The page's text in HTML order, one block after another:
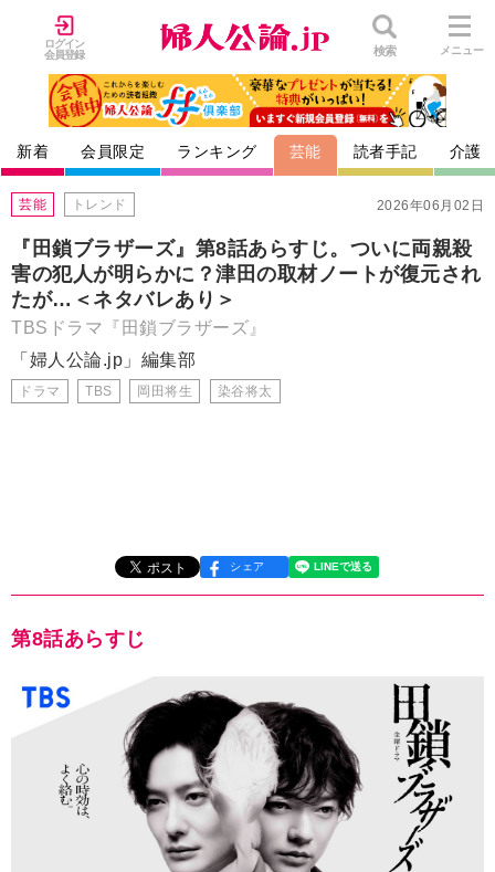
ログイン
会員登録
検索 メニュー
新着 会員限定 ランキング 芸能 読者手記 介護
2026年06月02日
芸能 トレンド
『田鎖ブラザーズ』第8話あらすじ。ついに両親殺
害の犯人が明らかに？津田の取材ノートが復元され
たが…＜ネタバレあり＞
TBSドラマ『田鎖ブラザーズ』
「婦人公論.jp」編集部
ドラマ TBS 岡田将生 染谷将太
シェア
第8話あらすじ